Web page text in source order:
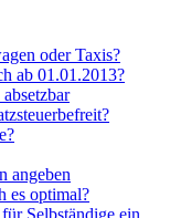
oder Taxis?
ab 01.01.2013?
angeben
es optimal?
Selbständige ein